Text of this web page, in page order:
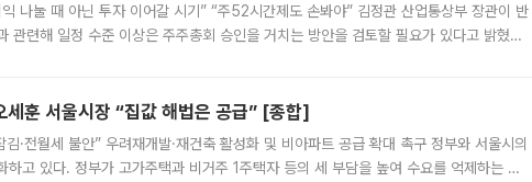
나눌 때 아닌 투자 이어갈 시기” “주52시간제도 손봐야” 김정관 산업통상부 장관이 반
관련해 일정 수준 이상은 주주총회 승인을 거치는 방안을 검토할 필요가 있다고 밝혔다.
훈 서울시장 “집값 해법은 공급” [종합]
·전월세 불안” 우려재개발·재건축 활성화 및 비아파트 공급 확대 촉구 정부와 서울시의
하고 있다. 정부가 고가주택과 비거주 1주택자 등의 세 부담을 높여 수요를 억제하는 카